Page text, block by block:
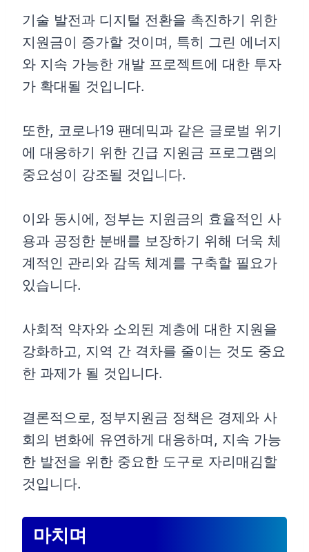
기술 발전과 디지털 전환을 촉진하기 위한
지원금이 증가할 것이며, 특히 그린 에너지
와 지속 가능한 개발 프로젝트에 대한 투자
가 확대될 것입니다.
또한, 코로나19 팬데믹과 같은 글로벌 위기
에 대응하기 위한 긴급 지원금 프로그램의
중요성이 강조될 것입니다.
이와 동시에, 정부는 지원금의 효율적인 사
용과 공정한 분배를 보장하기 위해 더욱 체
계적인 관리와 감독 체계를 구축할 필요가
있습니다.
사회적 약자와 소외된 계층에 대한 지원을
강화하고, 지역 간 격차를 줄이는 것도 중요
한 과제가 될 것입니다.
결론적으로, 정부지원금 정책은 경제와 사
회의 변화에 유연하게 대응하며, 지속 가능
한 발전을 위한 중요한 도구로 자리매김할
것입니다.
마치며